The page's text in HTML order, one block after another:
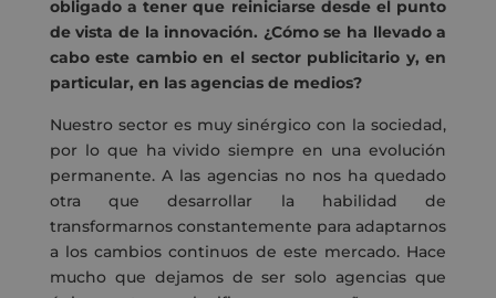
obligado a tener que reiniciarse desde el punto
de vista de la innovación. ¿Cómo se ha llevado a
cabo este cambio en el sector publicitario y, en
particular, en las agencias de medios?
Nuestro sector es muy sinérgico con la sociedad,
por lo que ha vivido siempre en una evolución
permanente. A las agencias no nos ha quedado
otra que desarrollar la habilidad de
transformarnos constantemente para adaptarnos
a los cambios continuos de este mercado. Hace
mucho que dejamos de ser solo agencias que